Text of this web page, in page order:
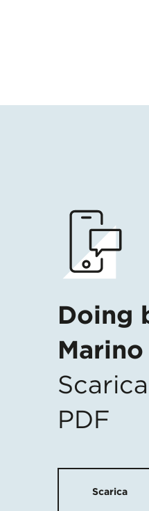
Doing
Marino
PDF
Scarica